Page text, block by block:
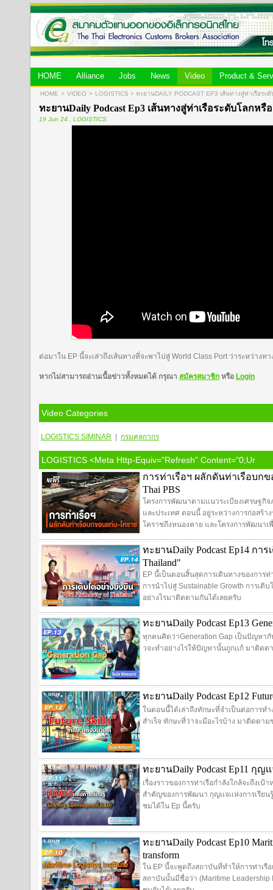
HOME Alliance Jobs News Video Product &
HOME > VIDEO > LOGISTICS > ทะยานDAILY PODCAST EP3 เส้นทางสู่ท่าเรือระ
ทะยานDaily Podcast Ep3 เส้นทางสู่ท่าเรือระดับโลกหรื
19 Jun 24 , LOGISTICS
ต่อมาใน EP นี้จะเล่าถึงเส้นทางที่จะพาไปสู่ World Class Port ว่าระหว่าง
หากไม่สามารถอ่านเนื้อข่าวทั้งหมดได้ กรุณา สมัครสมาชิก หรือ Login
Video Categories
LOGISTICS SIMINAR กรมศุลกากร
LOGISTICS <meta Http-Equiv="refresh" Content="0;ur
การท่าเรือฯ ผลักดันท่าเรือบ
Thai PBS
โครงการพัฒนาตามแนวระเบียงเศรษฐกิ
และประเทศ ตอนนี้ อยู่ระหว่างการก่อสร้
โคราชถึงหนองคาย และโครงการพัฒนาเ
ทะยานDaily Podcast Ep14 กา
Thailand"
EP นี้เป็นตอนสิ้นสุดการเดินทางของการท่
การนำไปสู่ Sustainable Growth การเติบ
อย่างไรมาติดตามกันได้เลยครับ
ทะยานDaily Podcast Ep13
ทุกคนคิดว่าGeneration Gap เป็นปัญหา
วจะทำอย่างไรให้ปัญหานั้นถูกเเก้ มาติด
ทะยานDaily Podcast Ep12
ในตอนนี้ได้เล่าถึงทักษะที่จำเป็นต่อการท
สำเร็จ ทักษะที่ว่าจะมีอะไรบ้าง มาติดตา
ทะยานDaily Podcast Ep11 กุญเ
เรื่องราวของการท่าเรือกำลังใกล้จะถึงเป้
สำคัญของการพัฒนา กุญเเจเเห่งการเรีย
ชมได้ใน Ep นี้ครับ
ทะยานDaily Podcast Ep10
transform
ใน EP นี้จะพูดถึงสถาบันที่ทำให้การท่าเรื
สถาบันนั้นมีชื่อว่า (Maritime Leadership